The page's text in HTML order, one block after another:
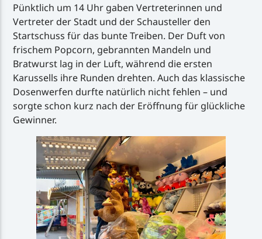
Pünktlich um 14 Uhr gaben Vertreterinnen und
Vertreter der Stadt und der Schausteller den
Startschuss für das bunte Treiben. Der Duft von
frischem Popcorn, gebrannten Mandeln und
Bratwurst lag in der Luft, während die ersten
Karussells ihre Runden drehten. Auch das klassische
Dosenwerfen durfte natürlich nicht fehlen – und
sorgte schon kurz nach der Eröffnung für glückliche
Gewinner.